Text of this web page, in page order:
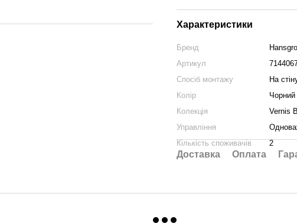
Характеристики
Бренд
Артикул
Спосіб монтажу
На
Колір
Чорний
Колекція
Vernis
Управління
Кількість споживачів
2
Доставка Оплата